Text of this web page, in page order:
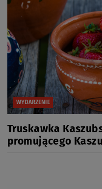
WYDARZENIE
Truskawka
promującego